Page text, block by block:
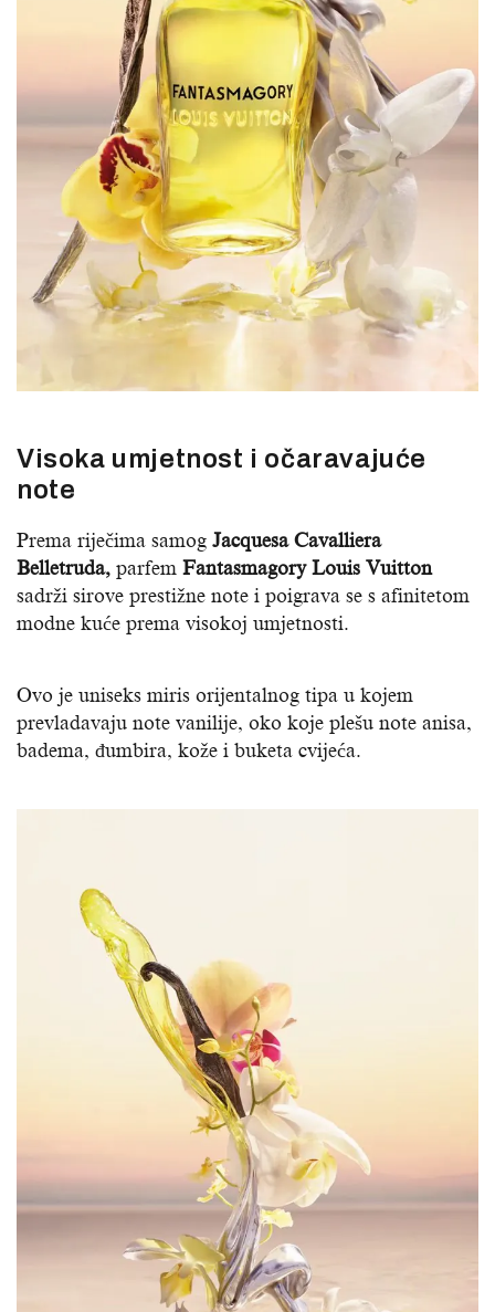
Visoka umjetnost i očaravajuće
note
Prema riječima samog Jacquesa Cavalliera
Belletruda, parfem Fantasmagory Louis Vuitton
sadrži sirove prestižne note i poigrava se s afinitetom
modne kuće prema visokoj umjetnosti.
Ovo je uniseks miris orijentalnog tipa u kojem
prevladavaju note vanilije, oko koje plešu note anisa,
badema, đumbira, kože i buketa cvijeća.